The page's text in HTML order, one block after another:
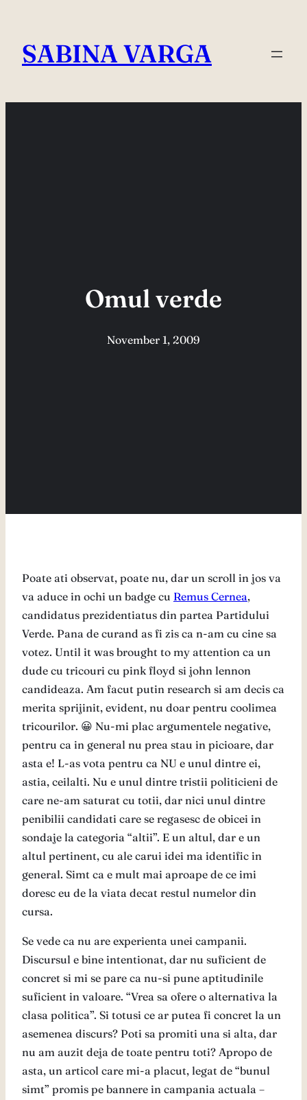
content
SABINA VARGA
Omul verde
November 1, 2009
Poate ati observat, poate nu, dar un scroll in jos va
va aduce in ochi un badge cu Remus Cernea,
candidatus prezidentiatus din partea Partidului
Verde. Pana de curand as fi zis ca n-am cu cine sa
votez. Until it was brought to my attention ca un
dude cu tricouri cu pink floyd si john lennon
candideaza. Am facut putin research si am decis ca
merita sprijinit, evident, nu doar pentru coolimea
tricourilor. 😀 Nu-mi plac argumentele negative,
pentru ca in general nu prea stau in picioare, dar
asta e! L-as vota pentru ca NU e unul dintre ei,
astia, ceilalti. Nu e unul dintre tristii politicieni de
care ne-am saturat cu totii, dar nici unul dintre
penibilii candidati care se regasesc de obicei in
sondaje la categoria “altii”. E un altul, dar e un
altul pertinent, cu ale carui idei ma identific in
general. Simt ca e mult mai aproape de ce imi
doresc eu de la viata decat restul numelor din
cursa.
Se vede ca nu are experienta unei campanii.
Discursul e bine intentionat, dar nu suficient de
concret si mi se pare ca nu-si pune aptitudinile
suficient in valoare. “Vrea sa ofere o alternativa la
clasa politica”. Si totusi ce ar putea fi concret la un
asemenea discurs? Poti sa promiti una si alta, dar
nu am auzit deja de toate pentru toti? Apropo de
asta, un articol care mi-a placut, legat de “bunul
simt” promis pe bannere in campania actuala –